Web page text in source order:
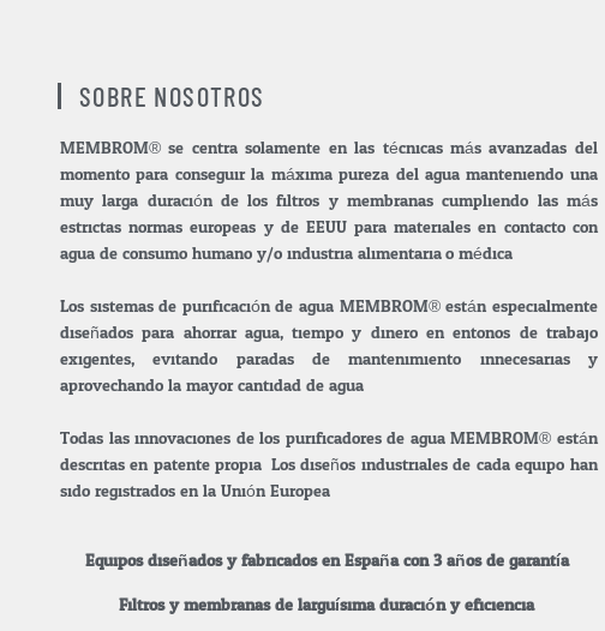
SOBRE NOSOTROS
MEMBROM® se centra solamente en las técnicas más avanzadas del
momento para conseguir la máxima pureza del agua manteniendo una
muy larga duración de los filtros y membranas cumpliendo las más
estrictas normas europeas y de EEUU para materiales en contacto con
agua de consumo humano y/o industria alimentaria.o médica.
Los sistemas de purificación de agua MEMBROM® están especialmente
diseñados para ahorrar agua, tiempo y dinero en entonos de trabajo
exigentes, evitando paradas de mantenimiento innecesarias y
aprovechando la mayor cantidad de agua.
Todas las innovaciones de los purificadores de agua MEMBROM® están
descritas en patente propia. Los diseños industriales de cada equipo han
sido registrados en la Unión Europea.
Equipos diseñados y fabricados en España con 3 años de garantía.
Filtros y membranas de larguísima duración y eficiencia.